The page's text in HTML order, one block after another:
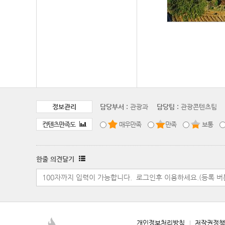
정보관리 담당부서 : 관광과 담당팀 : 관광콘텐츠팀
컨텐츠만족도 매우만족 만족 보통
한줄 의견달기
개인정보처리방침 저작권정책